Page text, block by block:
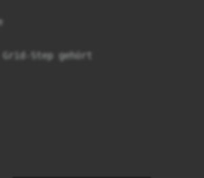
Step gehört